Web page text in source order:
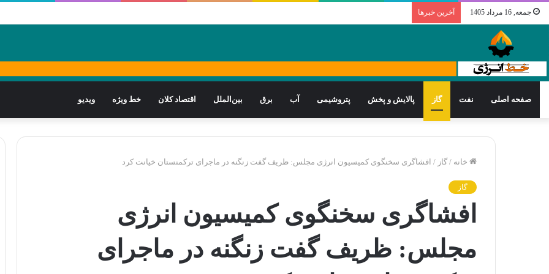
جمعه, 16 مرداد 1405 آخرین خبرها
صفحه اصلی نفت گاز پالایش و پخش پتروشیمی آب برق بین‌الملل اقتصاد کلان خط ویژه ویدیو
خانه / گاز / افشاگری سخنگوی کمیسیون انرژی مجلس: ظریف گفت زنگنه در ماجرای ترکمنستان خیانت کرد
گاز
افشاگری سخنگوی کمیسیون انرژی
مجلس: ظریف گفت زنگنه در ماجرای